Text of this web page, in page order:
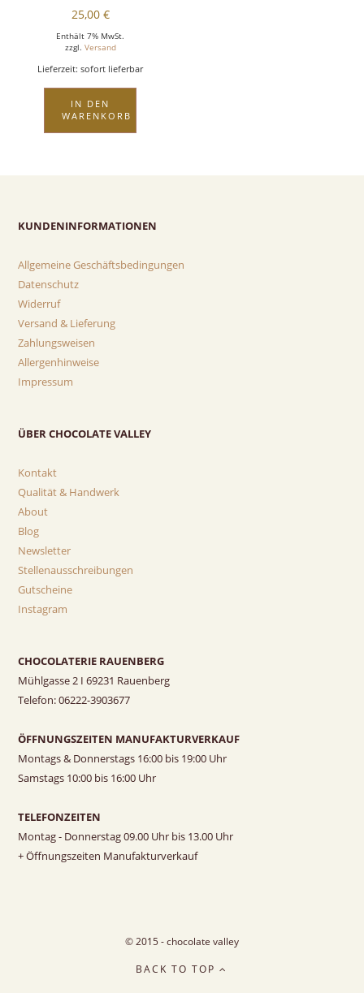
25,00 €
Enthält 7% MwSt.
zzgl. Versand
Lieferzeit: sofort lieferbar
IN DEN
WARENKORB
KUNDENINFORMATIONEN
Allgemeine Geschäftsbedingungen
Datenschutz
Widerruf
Versand & Lieferung
Zahlungsweisen
Allergenhinweise
Impressum
ÜBER CHOCOLATE VALLEY
Kontakt
Qualität & Handwerk
About
Blog
Newsletter
Stellenausschreibungen
Gutscheine
Instagram
CHOCOLATERIE RAUENBERG
Mühlgasse 2 I 69231 Rauenberg
Telefon: 06222-3903677
ÖFFNUNGSZEITEN MANUFAKTURVERKAUF
Montags & Donnerstags 16:00 bis 19:00 Uhr
Samstags 10:00 bis 16:00 Uhr
TELEFONZEITEN
Montag - Donnerstag 09.00 Uhr bis 13.00 Uhr
+ Öffnungszeiten Manufakturverkauf
© 2015 - chocolate valley
BACK TO TOP